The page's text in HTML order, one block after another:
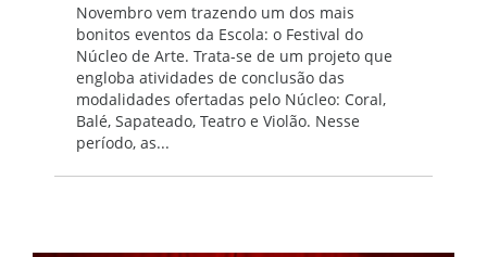
Novembro vem trazendo um dos mais
bonitos eventos da Escola: o Festival do
Núcleo de Arte. Trata-se de um projeto que
engloba atividades de conclusão das
modalidades ofertadas pelo Núcleo: Coral,
Balé, Sapateado, Teatro e Violão. Nesse
período, as...